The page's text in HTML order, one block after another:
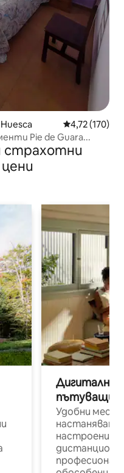
Средна
4,72 (170)
Pie de Guara...
Дигитални
пътуващи
Удобни
настаняване
настроени и